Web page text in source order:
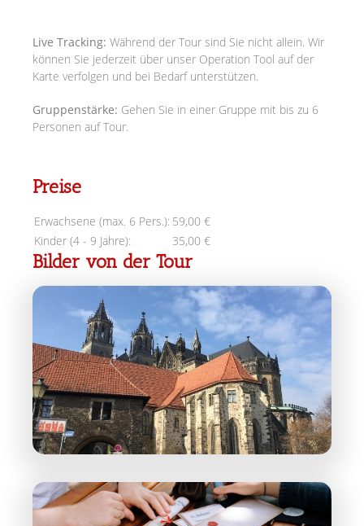
Live Tracking: Während der Tour sind Sie nicht allein. Wir
können Sie jederzeit über unser Operation Tool auf der
Karte verfolgen und bei Bedarf unterstützen.
Gruppenstärke: Gehen Sie in einer Gruppe mit bis zu 6
Personen auf Tour.
Preise
Erwachsene (max. 6 Pers.): 59,00 €
Kinder (4 - 9 Jahre):
35,00 €
Bilder von der Tour